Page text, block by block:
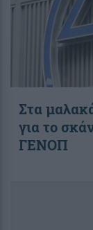
Στα
για το
ΓΕΝΟΠ